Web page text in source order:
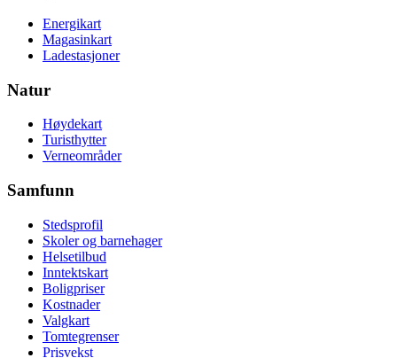
Energikart
Magasinkart
Ladestasjoner
Natur
Høydekart
Turisthytter
Verneområder
Samfunn
Stedsprofil
Skoler og barnehager
Helsetilbud
Inntektskart
Boligpriser
Kostnader
Valgkart
Tomtegrenser
Prisvekst